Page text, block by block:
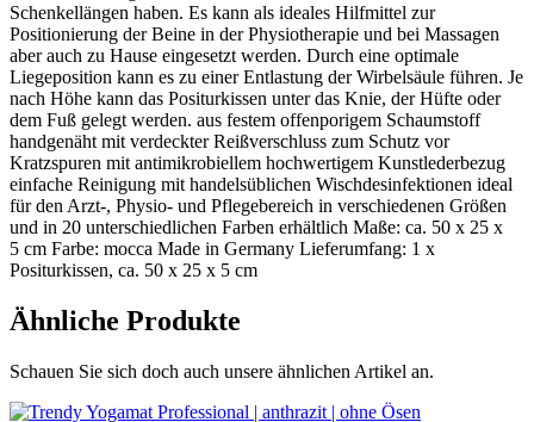
Schenkellängen haben. Es kann als ideales Hilfmittel zur
Positionierung der Beine in der Physiotherapie und bei Massagen
aber auch zu Hause eingesetzt werden. Durch eine optimale
Liegeposition kann es zu einer Entlastung der Wirbelsäule führen. Je
nach Höhe kann das Positurkissen unter das Knie, der Hüfte oder
dem Fuß gelegt werden. aus festem offenporigem Schaumstoff
handgenäht mit verdeckter Reißverschluss zum Schutz vor
Kratzspuren mit antimikrobiellem hochwertigem Kunstlederbezug
einfache Reinigung mit handelsüblichen Wischdesinfektionen ideal
für den Arzt-, Physio- und Pflegebereich in verschiedenen Größen
und in 20 unterschiedlichen Farben erhältlich Maße: ca. 50 x 25 x
5 cm Farbe: mocca Made in Germany Lieferumfang: 1 x
Positurkissen, ca. 50 x 25 x 5 cm
Ähnliche Produkte
Schauen Sie sich doch auch unsere ähnlichen Artikel an.